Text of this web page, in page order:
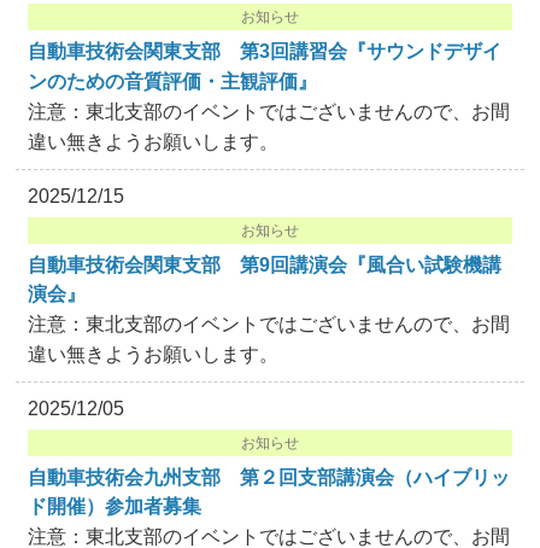
お知らせ
自動車技術会関東支部 第3回講習会『サウンドデザイ
ンのための音質評価・主観評価』
注意：東北支部のイベントではございませんので、お間
違い無きようお願いします。
2025/12/15
お知らせ
自動車技術会関東支部 第9回講演会『風合い試験機講
演会』
注意：東北支部のイベントではございませんので、お間
違い無きようお願いします。
2025/12/05
お知らせ
自動車技術会九州支部 第２回支部講演会（ハイブリッ
ド開催）参加者募集
注意：東北支部のイベントではございませんので、お間